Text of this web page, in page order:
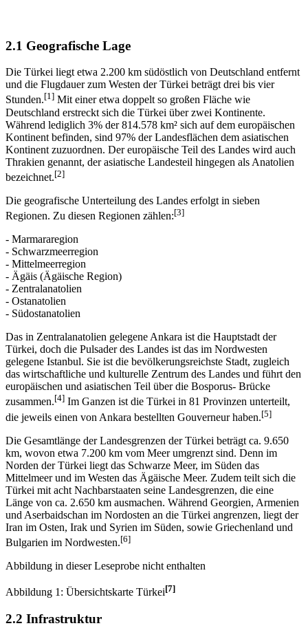
2.1 Geografische Lage
Die Türkei liegt etwa 2.200 km südöstlich von Deutschland entfernt
und die Flugdauer zum Westen der Türkei beträgt drei bis vier
Stunden.[1] Mit einer etwa doppelt so großen Fläche wie
Deutschland erstreckt sich die Türkei über zwei Kontinente.
Während lediglich 3% der 814.578 km² sich auf dem europäischen
Kontinent befinden, sind 97% der Landesflächen dem asiatischen
Kontinent zuzuordnen. Der europäische Teil des Landes wird auch
Thrakien genannt, der asiatische Landesteil hingegen als Anatolien
bezeichnet.[2]
Die geografische Unterteilung des Landes erfolgt in sieben
Regionen. Zu diesen Regionen zählen:[3]
- Marmararegion
- Schwarzmeerregion
- Mittelmeerregion
- Ägäis (Ägäische Region)
- Zentralanatolien
- Ostanatolien
- Südostanatolien
Das in Zentralanatolien gelegene Ankara ist die Hauptstadt der
Türkei, doch die Pulsader des Landes ist das im Nordwesten
gelegene Istanbul. Sie ist die bevölkerungsreichste Stadt, zugleich
das wirtschaftliche und kulturelle Zentrum des Landes und führt den
europäischen und asiatischen Teil über die Bosporus- Brücke
zusammen.[4] Im Ganzen ist die Türkei in 81 Provinzen unterteilt,
die jeweils einen von Ankara bestellten Gouverneur haben.[5]
Die Gesamtlänge der Landesgrenzen der Türkei beträgt ca. 9.650
km, wovon etwa 7.200 km vom Meer umgrenzt sind. Denn im
Norden der Türkei liegt das Schwarze Meer, im Süden das
Mittelmeer und im Westen das Ägäische Meer. Zudem teilt sich die
Türkei mit acht Nachbarstaaten seine Landesgrenzen, die eine
Länge von ca. 2.650 km ausmachen. Während Georgien, Armenien
und Aserbaidschan im Nordosten an die Türkei angrenzen, liegt der
Iran im Osten, Irak und Syrien im Süden, sowie Griechenland und
Bulgarien im Nordwesten.[6]
Abbildung in dieser Leseprobe nicht enthalten
Abbildung 1: Übersichtskarte Türkei[7]
2.2 Infrastruktur